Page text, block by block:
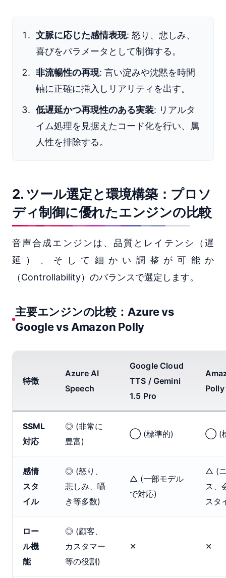
文脈に応じた感情表現: 怒り、悲しみ、
喜びをパラメータとして制御する。
非流暢性の再現: 言い淀みや沈黙を時間
軸に正確に挿入しリアリティを出す。
低遅延かつ再現性のある実装: リアルタ
イム処理を見据えたコード化を行い、属
人性を排除する。
2. ツール選定と環境構築：プロソ
ディ制御に優れたエンジンの比較
音声合成エンジンは、品質とレイテンシ（遅
延）、そして細かい調整が可能か
（Controllability）のバランスで選定します。
主要エンジンの比較：Azure vs
Google vs Amazon Polly
特徴
Azure AI
Speech
Google Cloud
TTS / Gemini
1.5 Pro
Polly
SSML
対応
◎ (非常に
豊富)
◯ (標準的) ◯ (
感情
スタ
イル
◎ (怒り、
悲しみ、囁
き等多数)
△ (一部モデル
で対応)
△ (
ス、
スタ
ロー
ル機
能
◎ (顧客、
カスタマー
等の役割)
✕ ✕